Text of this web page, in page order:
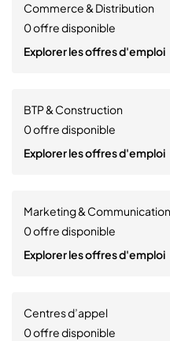
Commerce & Distribution
0offre disponible
Explorer les offres d'emploi
BTP & Construction
0offre disponible
Explorer les offres d'emploi
Marketing & Communication
0offre disponible
Explorer les offres d'emploi
Centres d’appel
0offre disponible